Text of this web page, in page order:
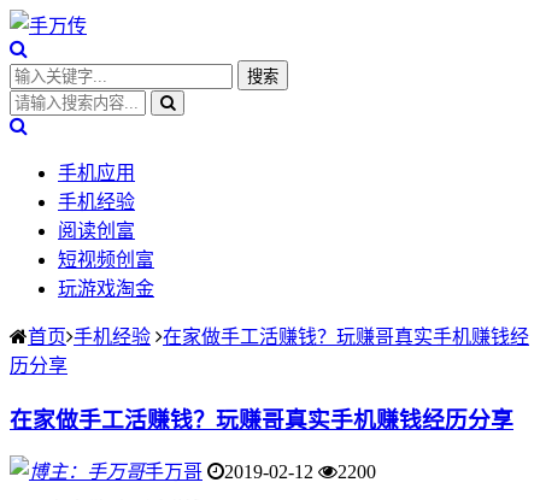
手机应用
手机经验
阅读创富
短视频创富
玩游戏淘金
首页 手机经验 在家做手工活赚钱？玩赚哥真实手机赚钱经
历分享
在家做手工活赚钱？玩赚哥真实手机赚钱经历分享
手万哥 2019-02-12
2200